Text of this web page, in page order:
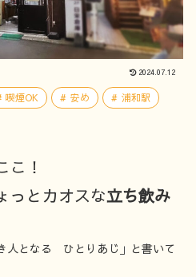
2024.07.12
喫煙OK 安め
浦和駅
こ！
とカオスな立ち飲み
人となる ひとりあじ」と書いて